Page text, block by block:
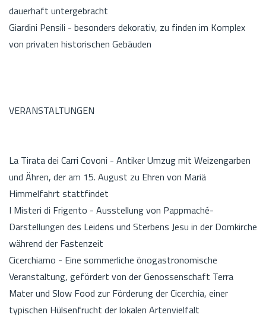
dauerhaft untergebracht
Giardini Pensili - besonders dekorativ, zu finden im Komplex
von privaten historischen Gebäuden
VERANSTALTUNGEN
La Tirata dei Carri Covoni - Antiker Umzug mit Weizengarben
und Ähren, der am 15. August zu Ehren von Mariä
Himmelfahrt stattfindet
I Misteri di Frigento - Ausstellung von Pappmaché-
Darstellungen des Leidens und Sterbens Jesu in der Domkirche
während der Fastenzeit
Cicerchiamo - Eine sommerliche önogastronomische
Veranstaltung, gefördert von der Genossenschaft Terra
Mater und Slow Food zur Förderung der Cicerchia, einer
typischen Hülsenfrucht der lokalen Artenvielfalt